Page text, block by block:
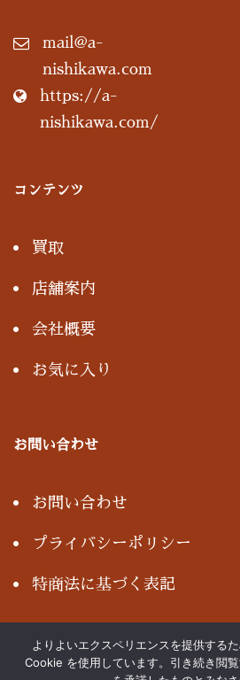
mail@a-
nishikawa.com
https://a-
nishikawa.com/
コンテンツ
買取
店舗案内
会社概要
お気に入り
お問い合わせ
お問い合わせ
プライバシーポリシー
特商法に基づく表記
Copyright© NISHIKAWA,
よりよいエクスペリエンスを提供する
Cookie を使用しています。引き続き閲